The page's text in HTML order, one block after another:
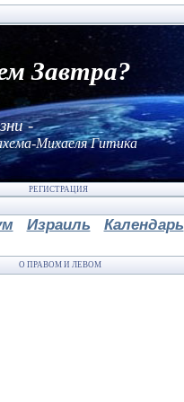
Завтра?
-
Михаеля Гитика
РЕГИСТРАЦИЯ
Израиль Календарь
О ПРАВОМ И ЛЕВОМ